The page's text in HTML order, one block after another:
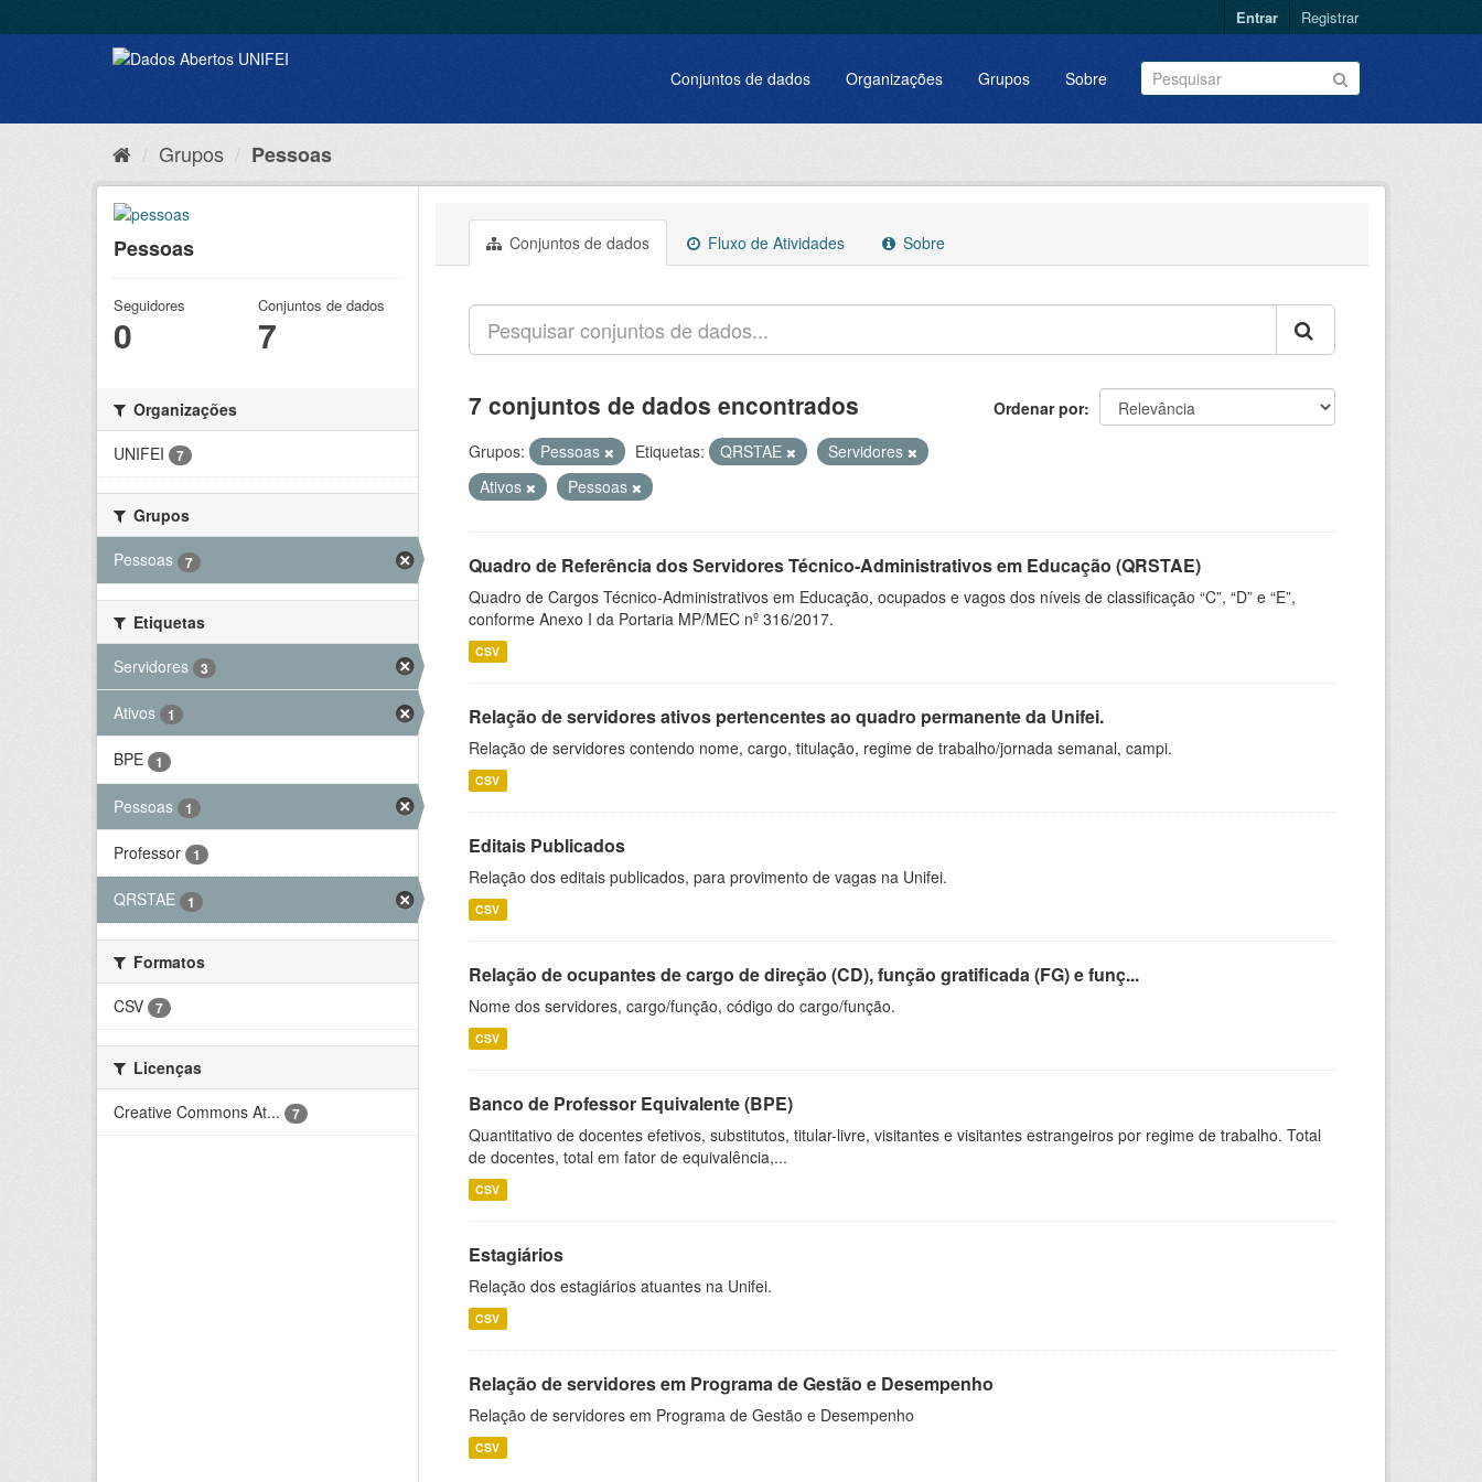
Entrar Registrar
Conjuntos de dados Organizações Grupos Sobre
Grupos Pessoas
Pessoas
Seguidores
0
Conjuntos de dados
7
Organizações
UNIFEI
7
Grupos
Pessoas
7
Etiquetas
Servidores
3
Ativos 1
BPE 1
Pessoas 1
Professor 1
QRSTAE 1
Formatos
CSV
7
Licenças
Creative Commons At...
7
Conjuntos de dados Fluxo de Atividades Sobre
Ordenar por
7 conjuntos de dados encontrados
Grupos: Pessoas Etiquetas: QRSTAE
Servidores
Ativos
Pessoas
Quadro de Referência dos Servidores Técnico-Administrativos em Educação (QRSTAE)
Quadro de Cargos Técnico-Administrativos em Educação, ocupados e vagos dos níveis de classificação “C”, “D” e “E”,
conforme Anexo I da Portaria MP/MEC nº 316/2017.
CSV
Relação de servidores ativos pertencentes ao quadro permanente da Unifei.
Relação de servidores contendo nome, cargo, titulação, regime de trabalho/jornada semanal, campi.
CSV
Editais Publicados
Relação dos editais publicados, para provimento de vagas na Unifei.
CSV
Relação de ocupantes de cargo de direção (CD), função gratificada (FG) e funç...
Nome dos servidores, cargo/função, código do cargo/função.
CSV
Banco de Professor Equivalente (BPE)
Quantitativo de docentes efetivos, substitutos, titular-livre, visitantes e visitantes estrangeiros por regime de trabalho. Total
de docentes, total em fator de equivalência,...
CSV
Estagiários
Relação dos estagiários atuantes na Unifei.
CSV
Relação de servidores em Programa de Gestão e Desempenho
Relação de servidores em Programa de Gestão e Desempenho
CSV